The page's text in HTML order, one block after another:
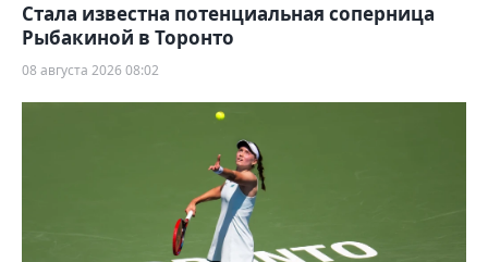
Cтала известна потенциальная соперница
Рыбакиной в Торонто
08 августа 2026 08:02